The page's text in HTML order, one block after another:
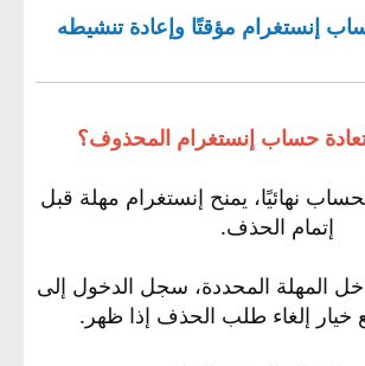
إنستغرام مؤقتًا وإعادة تنشيطه
حساب إنستغرام المحذوف؟
نهائيًا، يمنح إنستغرام مهلة قبل
إتمام الحذف.
المهلة المحددة، سجل الدخول إلى
خيار إلغاء طلب الحذف إذا ظهر.